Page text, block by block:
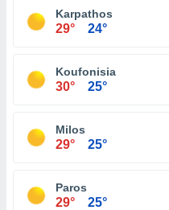
Karpathos
29° 24°
Koufonisia
30° 25°
Milos
29° 25°
Paros
29° 25°